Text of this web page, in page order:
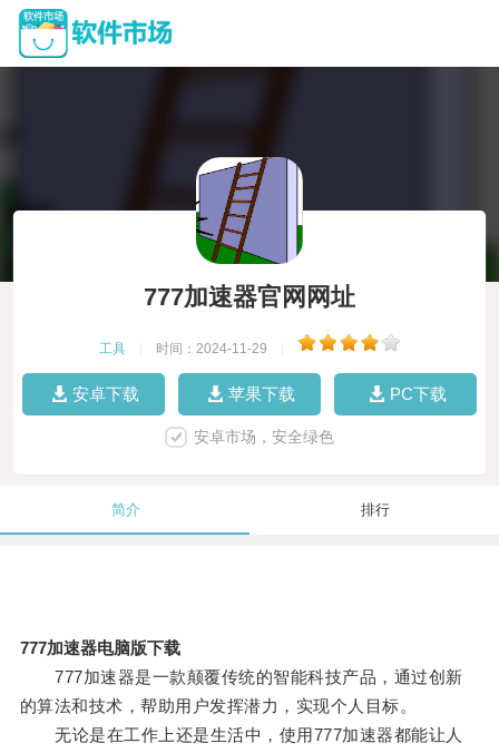
777加速器官网网址
工具 时间：2024-11-29
安卓下载 苹果下载 PC下载
安卓市场，安全绿色
简介 排行
777加速器电脑版下载
777加速器是一款颠覆传统的智能科技产品，通过创新
的算法和技术，帮助用户发挥潜力，实现个人目标。
无论是在工作上还是生活中，使用777加速器都能让人